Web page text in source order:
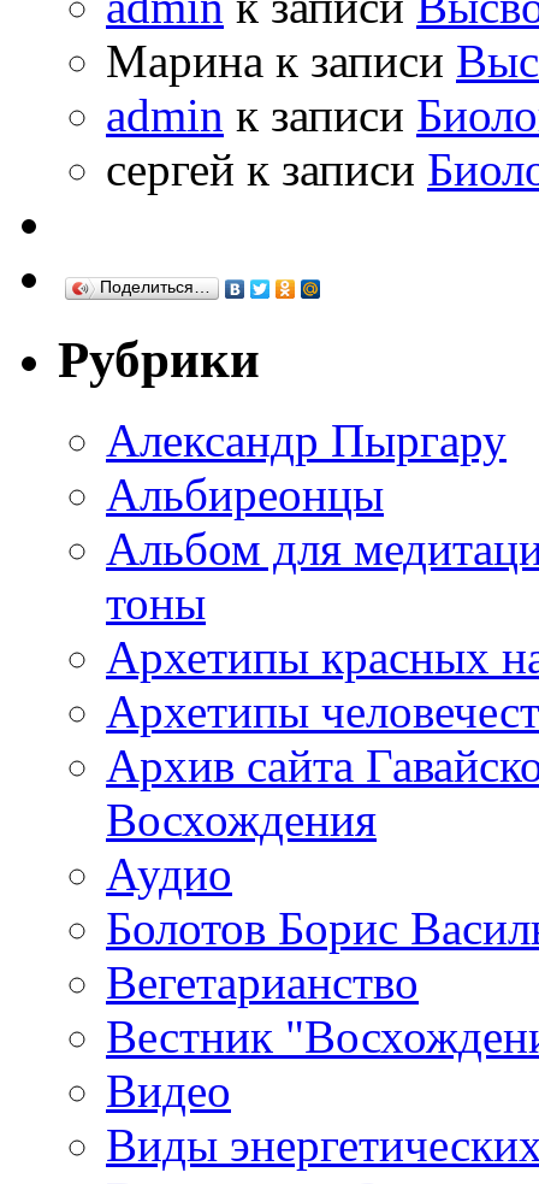
Марина к записи
admin к записи
сергей к записи
Поделиться…
Рубрики
Александр Пыргару
Альбиреонцы
Альбом для
тоны
Архетипы красных
Архетипы
Архив сайта
Восхождения
Аудио
Болотов Борис
Вегетарианство
Вестник
Видео
Виды